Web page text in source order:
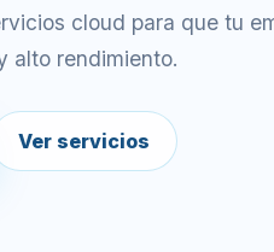
cloud para que tu
alto rendimiento.
Ver servicios